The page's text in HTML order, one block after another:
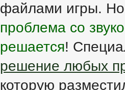
файлами игры. Но
проблема со
решается!
решение любых
которую